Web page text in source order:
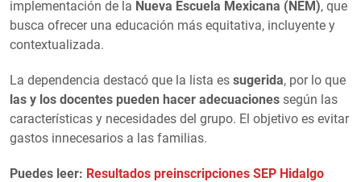
implementación de la Nueva Escuela Mexicana (NEM), que
busca ofrecer una educación más equitativa, incluyente y
contextualizada.
La dependencia destacó que la lista es sugerida, por lo que
las y los docentes pueden hacer adecuaciones según las
características y necesidades del grupo. El objetivo es evitar
gastos innecesarios a las familias.
Puedes leer: Resultados preinscripciones SEP Hidalgo